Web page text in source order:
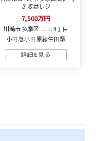
き収益レジ
7,500万円
川崎市多摩区 三田4丁目
小田急小田原線生田駅